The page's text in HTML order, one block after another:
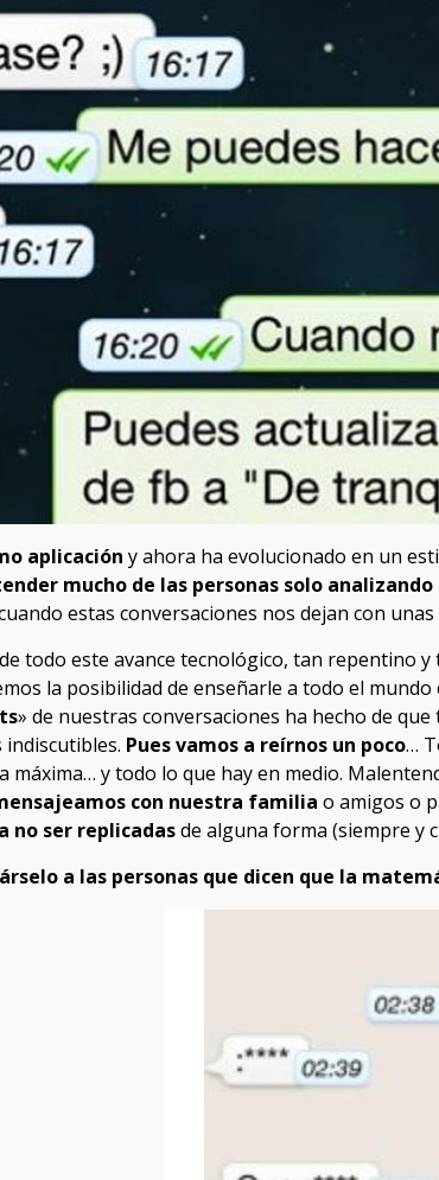
aplicación y ahora ha evolucionado en un
mucho de las personas solo
estas conversaciones nos dejan con
todo este avance tecnológico, tan repentino
la posibilidad de enseñarle a todo el
» de nuestras conversaciones ha hecho de
Pues vamos a reírnos un poco…
máxima… y todo lo que hay en medio.
con nuestra familia o amigos o
no ser replicadasde alguna forma (siempre y
a las personas que dicen que la